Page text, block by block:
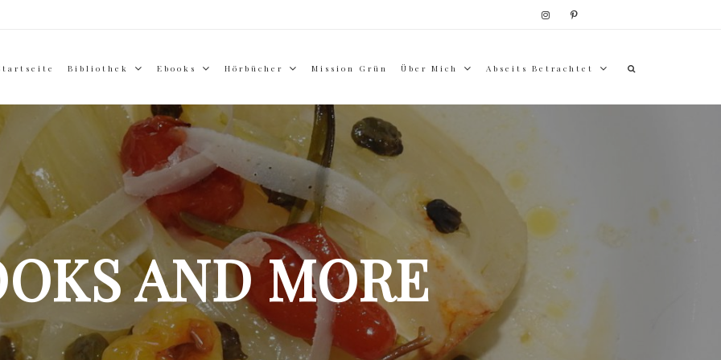
Bibliothek Ebooks Hörbücher Mission Grün Über Mich Abseits Betrachtet
AND MORE